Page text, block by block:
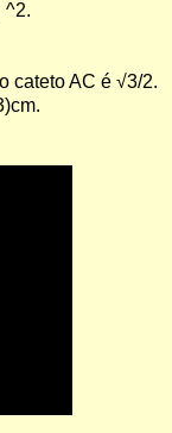
^2.
cateto AC é √3/2.
)cm.